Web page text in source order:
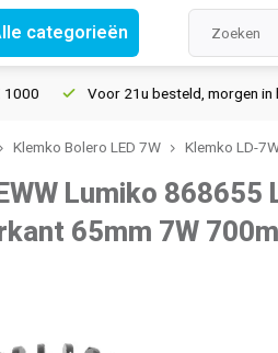
categorieën
Voor 21u besteld, morgen in huis*
Klemko Bolero LED 7W Klemko LD-
Lumiko 868655
65mm 7W